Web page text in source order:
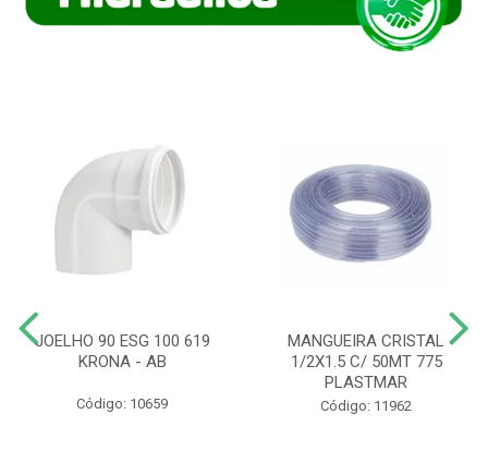
JOELHO 90 ESG 100 619
KRONA - AB
Código: 10659
MANGUEIRA CRISTAL
1/2X1.5 C/ 50MT 775
PLASTMAR
Código: 11962